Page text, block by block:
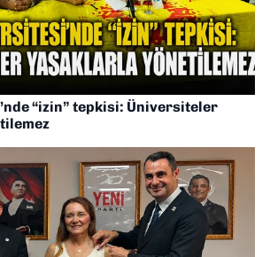
“izin” tepkisi: Üniversiteler